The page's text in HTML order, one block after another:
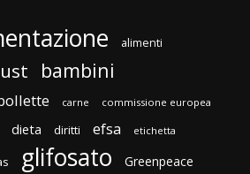
alimenti
bambini
carne commissione europea
dieta diritti efsa etichetta
glifosato Greenpeace